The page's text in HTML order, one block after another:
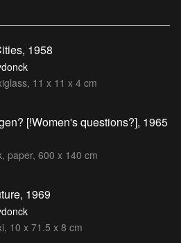
1958
11 x 11 x 4 cm
[!Women's questions?], 1965
paper, 600 x 140 cm
1969
10 x 71.5 x 8 cm